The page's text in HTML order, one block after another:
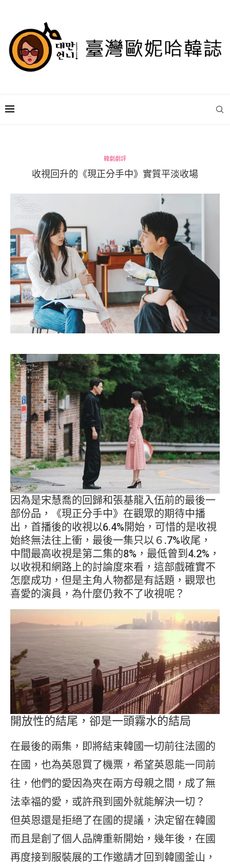
韓劇劇評
收視回升的《現正分手中》實質平淡收場
因為是宋慧喬的回歸和張基龍入伍前的最後一
部份品，《現正分手中》在觀眾的期待中播
出，首播後的收視以6.4%開始，可惜的是收視
始終無法往上衝，最後一集只以６.7%收尾，
中間最高收視是第二集的8%，最低曾到4.2%，
以收視和網路上的討論度來看，這部戲確實不
怎麼成功，但是主角人物都是有話題，觀眾也
喜愛的演員，為什麼仍救不了收視呢？
開放性的結尾，卻是一頭霧水的結局
在最後的兩集，即將結束韓國一切前往法國的
在國，也為英恩買了機票，希望英恩能一同前
往，他們的愛因為夾在兩方母親之間，成了無
法幸福的愛，或許飛到國外就能解決一切？
但英恩還是拒絕了在國的提議，決定留在韓國
而且是創了個人品牌重新開始，幾年後，在國
再度接到服裝展的工作邀請才回到韓國釜山，